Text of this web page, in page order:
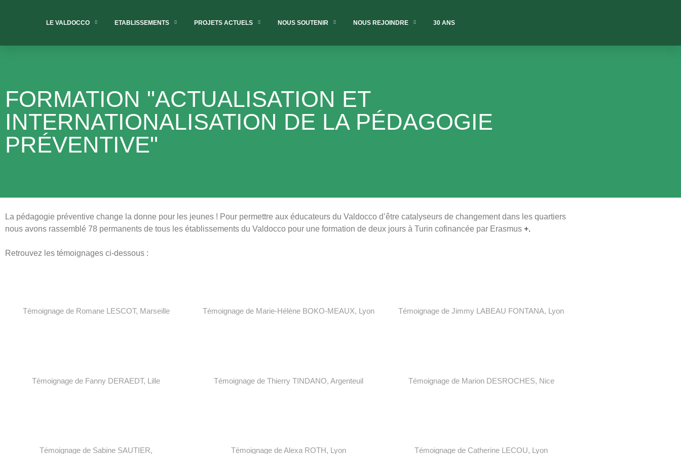
LE VALDOCCO ETABLISSEMENTS PROJETS ACTUELS NOUS SOUTENIR NOUS REJOINDRE 30 ANS
FORMATION "ACTUALISATION ET
INTERNATIONALISATION DE LA PÉDAGOGIE
PRÉVENTIVE"
La pédagogie préventive change la donne pour les jeunes ! Pour permettre aux éducateurs du Valdocco d’être catalyseurs de changement dans les quartiers
nous avons rassemblé 78 permanents de tous les établissements du Valdocco pour une formation de deux jours à Turin cofinancée par Erasmus +.
Retrouvez les témoignages ci-dessous :
Témoignage de Romane LESCOT, Marseille Témoignage de Marie-Hélène BOKO-MEAUX, Lyon Témoignage deJimmy LABEAU FONTANA, Lyon
Témoignage de Fanny DERAEDT, Lille Témoignage deThierry TINDANO, Argenteuil Témoignage de MarionDESROCHES, Nice
Témoignage de Sabine SAUTIER, Témoignage de Alexa ROTH, Lyon Témoignage de Catherine LECOU, Lyon